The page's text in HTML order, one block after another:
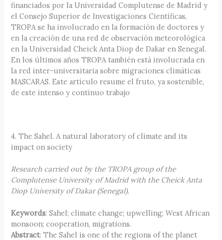
financiados por la Universidad Complutense de Madrid y
el Consejo Superior de Investigaciones Científicas,
TROPA se ha involucrado en la formación de doctores y
en la creación de una red de observación meteorológica
en la Universidad Cheick Anta Diop de Dakar en Senegal.
En los últimos años TROPA también está involucrada en
la red inter-universitaria sobre migraciones climáticas
MASCARAS. Este artículo resume el fruto, ya sostenible,
de este intenso y continuo trabajo
4. The Sahel. A natural laboratory of climate and its
impact on society
Research carried out by the TROPA group of the
Complutense University of Madrid with the Cheick Anta
Diop University of Dakar (Senegal).
Keywords: Sahel; climate change; upwelling; West African
monsoon; cooperation, migrations.
Abstract: The Sahel is one of the regions of the planet